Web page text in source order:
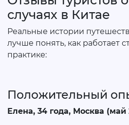
случаях в Китае
Реальные истории
лучше понять, как работает
практике:
Положительный
Елена, 34 года, Москва (май